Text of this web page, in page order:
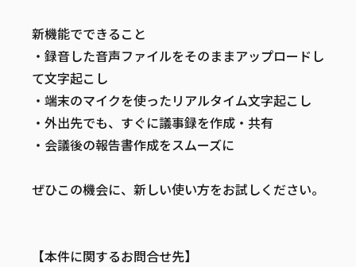
新機能でできること
・録音した音声ファイルをそのままアップロードし
て文字起こし
・端末のマイクを使ったリアルタイム文字起こし
・外出先でも、すぐに議事録を作成・共有
・会議後の報告書作成をスムーズに
ぜひこの機会に、新しい使い方をお試しください。
【本件に関するお問合せ先】